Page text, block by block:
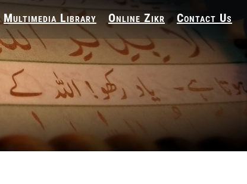
Multimedia Library Online Zikr Contact Us